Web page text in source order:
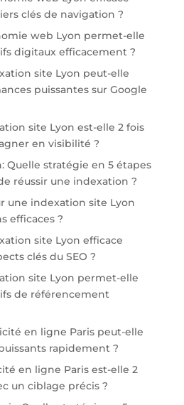
clés de navigation ?
web Lyon permet-elle
digitaux efficacement ?
site Lyon peut-elle
puissantes sur Google
site Lyon est-elle 2 fois
en visibilité ?
Quelle stratégie en 5 étapes
réussir une indexation ?
une indexation site Lyon
efficaces ?
site Lyon efficace
clés du SEO ?
site Lyon permet-elle
de référencement
en ligne Paris peut-elle
rapidement ?
en ligne Paris est-elle 2
un ciblage précis ?